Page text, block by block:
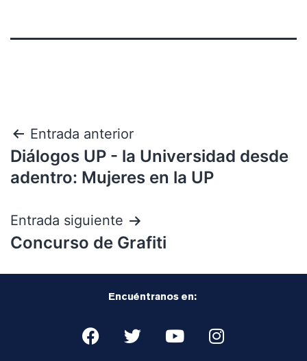
Entrada anterior
Diálogos UP - la Universidad desde
adentro: Mujeres en la UP
Entrada siguiente
Concurso de Grafiti
Encuéntranos en: